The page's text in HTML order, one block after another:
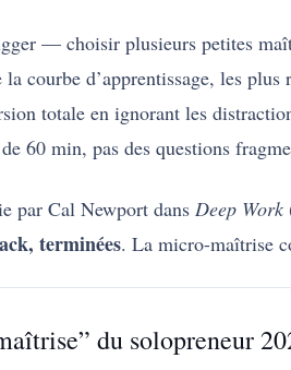
— choisir plusieurs petites
courbe d’apprentissage, les
totale en ignorant les
60 min, pas des questions
par Cal Newport dans Deep Work
terminées. La micro-maîtrise
du solopreneur